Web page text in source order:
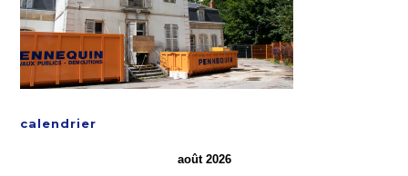
calendrier
août 2026